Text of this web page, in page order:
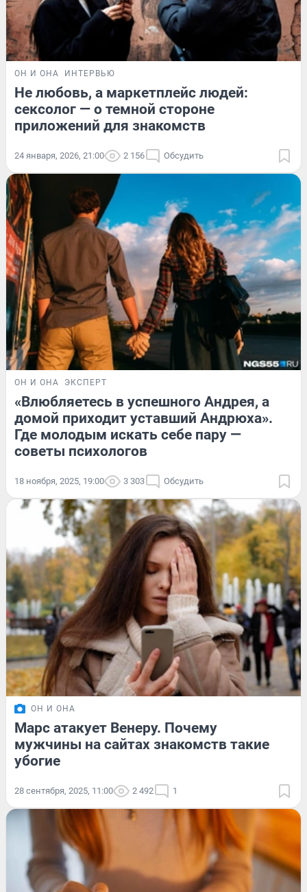
ОН И ОНА ИНТЕРВЬЮ
Не любовь, а маркетплейс людей:
сексолог — о темной стороне
приложений для знакомств
24 января, 2026, 21:00 2 156 Обсудить
ОН И ОНА ЭКСПЕРТ
«Влюбляетесь в успешного Андрея, а
домой приходит уставший Андрюха».
Где молодым искать себе пару —
советы психологов
18 ноября, 2025, 19:00 3 303 Обсудить
ОН И ОНА
Марс атакует Венеру. Почему
мужчины на сайтах знакомств такие
убогие
28 сентября, 2025, 11:00 2 492 1